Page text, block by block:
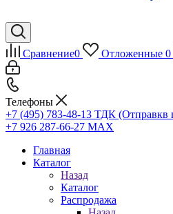
Сравнение0 Отложенные 0
Телефоны
+7 (495) 783-48-13 ТДК (Отправкв
+7 926 287-66-27 МАХ
Главная
Каталог
Назад
Каталог
Распродажа